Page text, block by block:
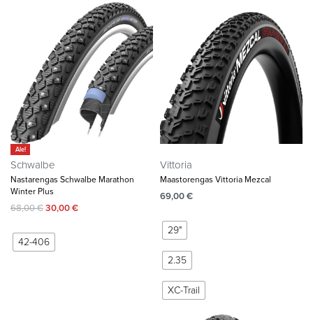
Ale!
Schwalbe
Nastarengas Schwalbe Marathon
Winter Plus
68,00€30,00€
42-406
Vittoria
Maastorengas Vittoria Mezcal
69,00€
29"
2.35
XC-Trail